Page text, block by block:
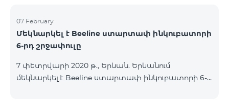
07 February
Մեկնարկել է Beeline ստարտափ ինկուբատորի
6-րդ շրջափուլը
7 փետրվարի 2020 թ., Երևան. Երևանում
մեկնարկել է Beeline ստարտափ ինկուբատորի 6-